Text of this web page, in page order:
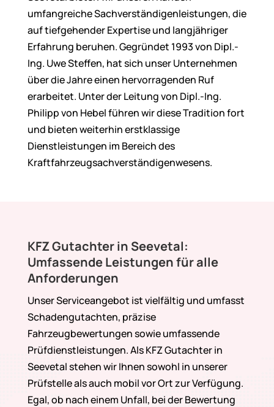
umfangreiche Sachverständigenleistungen, die
auf tiefgehender Expertise und langjähriger
Erfahrung beruhen. Gegründet 1993 von Dipl.-
Ing. Uwe Steffen, hat sich unser Unternehmen
über die Jahre einen hervorragenden Ruf
erarbeitet. Unter der Leitung von Dipl.-Ing.
Philipp von Hebel führen wir diese Tradition fort
und bieten weiterhin erstklassige
Dienstleistungen im Bereich des
Kraftfahrzeugsachverständigenwesens.
KFZ Gutachter in Seevetal:
Umfassende Leistungen für alle
Anforderungen
Unser Serviceangebot ist vielfältig und umfasst
Schadengutachten, präzise
Fahrzeugbewertungen sowie umfassende
Prüfdienstleistungen. Als KFZ Gutachter in
Seevetal stehen wir Ihnen sowohl in unserer
Prüfstelle als auch mobil vor Ort zur Verfügung.
Egal, ob nach einem Unfall, bei der Bewertung